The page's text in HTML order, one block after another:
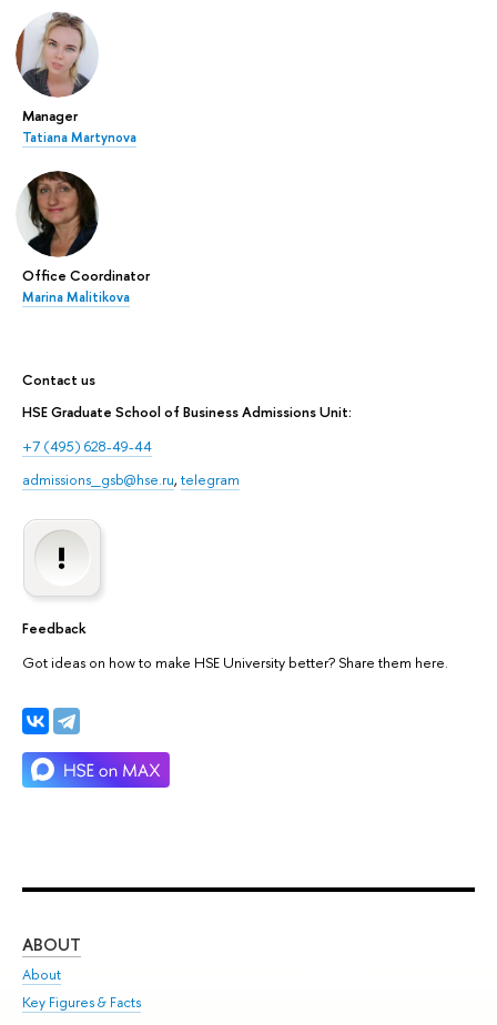
Manager
Tatiana Martynova
Office Coordinator
Marina Malitikova
Contact us
HSE Graduate School of Business Admissions Unit:
+7 (495) 628-49-44
admissions_gsb@hse.ru, telegram
Feedback
Got ideas on how to make HSE University better? Share them here.
ABOUT
About
Key Figures & Facts